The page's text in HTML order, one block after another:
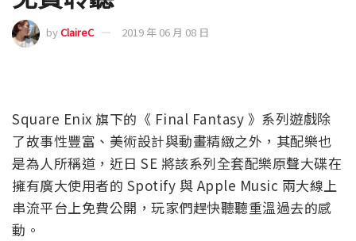
byClaireC 2019 年 06 月 08 日
Square Enix 旗下的《 Final Fantasy 》系列遊戲除
了故事性豐富、美術設計與動畫精緻之外，其配樂也
是為人所稱道，近日 SE 將該系列全套配樂原聲大碟在
擁有廣大使用者的 Spotify 與 Apple Music 兩大線上
串流平台上免費公開，玩家們趕快聽聽重溫過去的感
動。